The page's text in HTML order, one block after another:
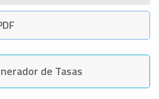
de Tasas